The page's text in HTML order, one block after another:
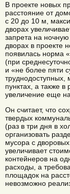
В проекте новых
расстояние от
с 20 до 10 м,
дворах
запрета на
дворах в проекте
появилась норма
(при
и «не более пяти
пунктах, а также в
увеличение еще на
Он считает, что
твердых
(раз в три дня в
организовать
мусора с
увеличивает
контейнеров на
расходы, а
площадок на
невозможно